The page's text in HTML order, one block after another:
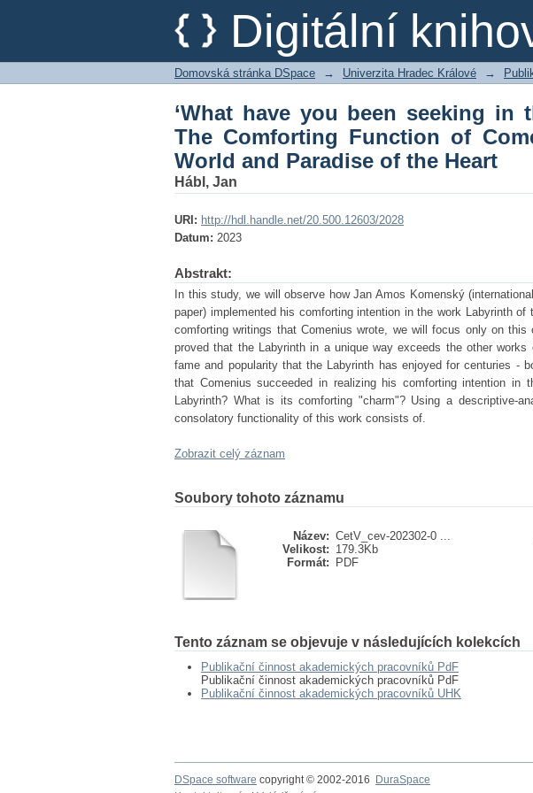
Digitální
‘What have you been seeking in
of Comenius’ Labyrinth of the
Domovská stránka DSpace → Univerzita Hradec Králové →
‘What have you been seeking in
The Comforting Function of
World and Paradise of the Heart
Hábl, Jan
URI: http://hdl.handle.net/20.500.12603/2028
Datum: 2023
Abstrakt:
In this study, we will observe how Jan Amos Komenský
paper) implemented his comforting intention in the work Labyrinth
comforting writings that Comenius wrote, we will focus only on
proved that the Labyrinth in a unique way exceeds the other
fame and popularity that the Labyrinth has enjoyed for centuries -
that Comenius succeeded in realizing his comforting intention in
Labyrinth? What is its comforting "charm"? Using a descriptive-
consolatory functionality of this work consists of.
Zobrazit celý záznam
Soubory tohoto záznamu
Název: CetV_cev-202302-0 ...
Velikost: 179.3Kb
Formát:
PDF
Tento záznam se objevuje v následujících kolekcích
Publikační činnost akademických pracovníků PdF
Publikační činnost akademických pracovníků PdF
Publikační činnost akademických pracovníků UHK
DSpace software copyright © 2002-2016 DuraSpace